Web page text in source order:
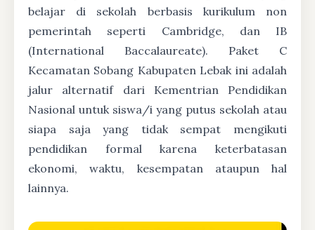
belajar di sekolah berbasis kurikulum non
pemerintah seperti Cambridge, dan IB
(International Baccalaureate). Paket C
Kecamatan Sobang Kabupaten Lebak ini adalah
jalur alternatif dari Kementrian Pendidikan
Nasional untuk siswa/i yang putus sekolah atau
siapa saja yang tidak sempat mengikuti
pendidikan formal karena keterbatasan
ekonomi, waktu, kesempatan ataupun hal
lainnya.